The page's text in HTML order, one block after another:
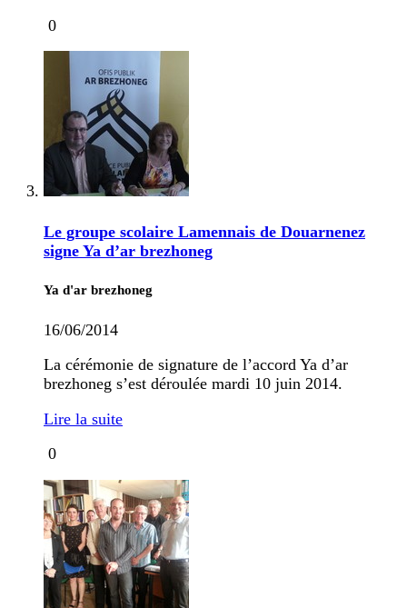
0
Le groupe scolaire Lamennais de Douarnenez
signe Ya d’ar brezhoneg
Ya d'ar brezhoneg
16/06/2014
La cérémonie de signature de l’accord Ya d’ar
brezhoneg s’est déroulée mardi 10 juin 2014.
Lire la suite
0